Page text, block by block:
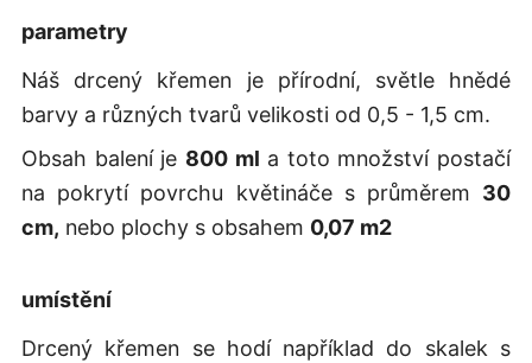
parametry
Náš drcený křemen je přírodní, světle hnědé
barvy a různých tvarů velikosti od 0,5 - 1,5 cm.
Obsah balení je 800 ml a toto množství postačí
na pokrytí povrchu květináče s průměrem 30
cm, nebo plochy s obsahem 0,07 m2
umístění
Drcený křemen se hodí například do skalek s